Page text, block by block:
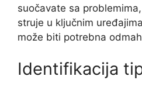
suočavate sa
struje u ključnim
može biti potrebna
Identifikacija